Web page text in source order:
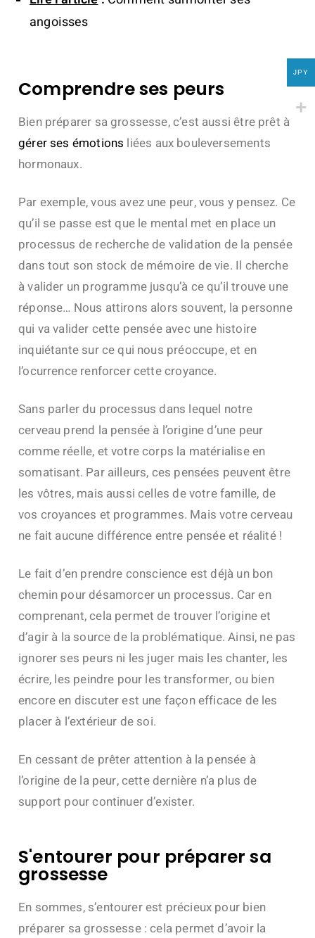
angoisses
Comprendre ses peurs
Bien préparer sa grossesse, c’est aussi être prêt à
gérer ses émotions liées aux bouleversements
hormonaux.
Par exemple, vous avez une peur, vous y pensez. Ce
qu’il se passe est que le mental met en place un
processus de recherche de validation de la pensée
dans tout son stock de mémoire de vie. Il cherche
à valider un programme jusqu’à ce qu’il trouve une
réponse… Nous attirons alors souvent, la personne
qui va valider cette pensée avec une histoire
inquiétante sur ce qui nous préoccupe, et en
l’ocurrence renforcer cette croyance.
Sans parler du processus dans lequel notre
cerveau prend la pensée à l’origine d’une peur
comme réelle, et votre corps la matérialise en
somatisant. Par ailleurs, ces pensées peuvent être
les vôtres, mais aussi celles de votre famille, de
vos croyances et programmes. Mais votre cerveau
ne fait aucune différence entre pensée et réalité !
Le fait d’en prendre conscience est déjà un bon
chemin pour désamorcer un processus. Car en
comprenant, cela permet de trouver l’origine et
d’agir à la source de la problématique. Ainsi, ne pas
ignorer ses peurs ni les juger mais les chanter, les
écrire, les peindre pour les transformer, ou bien
encore en discuter est une façon efficace de les
placer à l’extérieur de soi.
En cessant de prêter attention à la pensée à
l’origine de la peur, cette dernière n’a plus de
support pour continuer d’exister.
S'entourer pour préparer sa
grossesse
En sommes, s’entourer est précieux pour bien
préparer sa grossesse : cela permet d’avoir la
JPY